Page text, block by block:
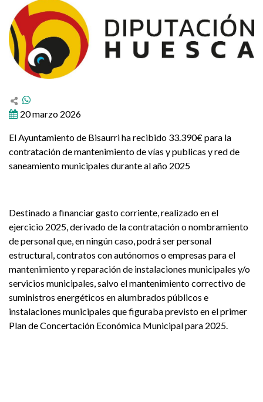
20 marzo 2026
El Ayuntamiento de Bisaurri ha recibido 33.390€ para la
contratación de mantenimiento de vías y publicas y red de
saneamiento municipales durante al año 2025
Destinado a financiar gasto corriente, realizado en el
ejercicio 2025, derivado de la contratación o nombramiento
de personal que, en ningún caso, podrá ser personal
estructural, contratos con autónomos o empresas para el
mantenimiento y reparación de instalaciones municipales y/o
servicios municipales, salvo el mantenimiento correctivo de
suministros energéticos en alumbrados públicos e
instalaciones municipales que figuraba previsto en el primer
Plan de Concertación Económica Municipal para 2025.